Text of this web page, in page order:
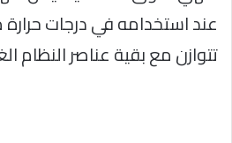
عند استخدامه في درجات
تتوازن مع بقية عناصر النظام